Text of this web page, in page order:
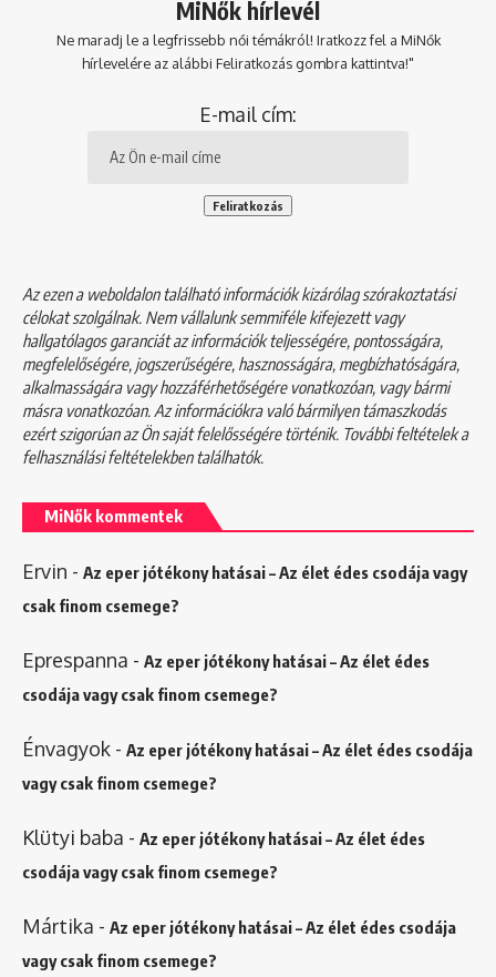
MiNők hírlevél
Ne maradj le a legfrissebb női témákról! Iratkozz fel a MiNők
hírlevelére az alábbi Feliratkozás gombra kattintva!"
E-mail cím:
Az ezen a weboldalon található információk kizárólag szórakoztatási
célokat szolgálnak. Nem vállalunk semmiféle kifejezett vagy
hallgatólagos garanciát az információk teljességére, pontosságára,
megfelelőségére, jogszerűségére, hasznosságára, megbízhatóságára,
alkalmasságára vagy hozzáférhetőségére vonatkozóan, vagy bármi
másra vonatkozóan. Az információkra való bármilyen támaszkodás
ezért szigorúan az Ön saját felelősségére történik. További feltételek a
felhasználási feltételekbentalálhatók.
MiNők kommentek
Ervin - Az eper jótékony hatásai – Az élet édes csodája vagy
csak finom csemege?
Eprespanna - Az eper jótékony hatásai – Az élet édes
csodája vagy csak finom csemege?
Énvagyok - Az eper jótékony hatásai – Az élet édes csodája
vagy csak finom csemege?
Klütyi baba - Az eper jótékony hatásai – Az élet édes
csodája vagy csak finom csemege?
Mártika - Az eper jótékony hatásai – Az élet édes csodája
vagy csak finom csemege?